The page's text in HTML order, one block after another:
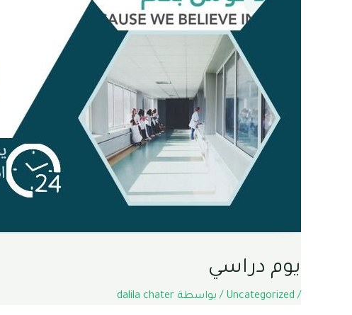
يوم دراسي
/
Uncategorized / بواسطة dalila chater